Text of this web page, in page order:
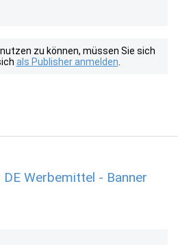
zu können, müssen Sie sich
als Publisher anmelden
DE Werbemittel - Banner